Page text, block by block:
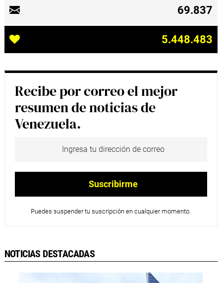
69.837
5.448.483
Recibe por correo el mejor
resumen de noticias de
Venezuela.
Puedes suspender tu suscripción en cualquier momento.
NOTICIAS DESTACADAS